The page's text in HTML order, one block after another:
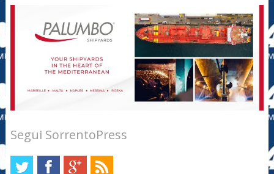
Segui SorrentoPress